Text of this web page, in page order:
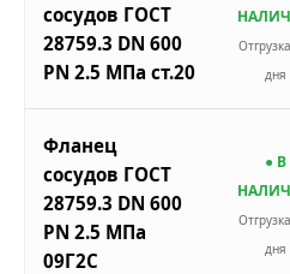
сосудов ГОСТ
28759.3 DN 600
PN 2.5 МПа ст.20
дня
Фланец
сосудов ГОСТ
28759.3 DN 600
PN 2.5 МПа
09Г2С
● В
дня